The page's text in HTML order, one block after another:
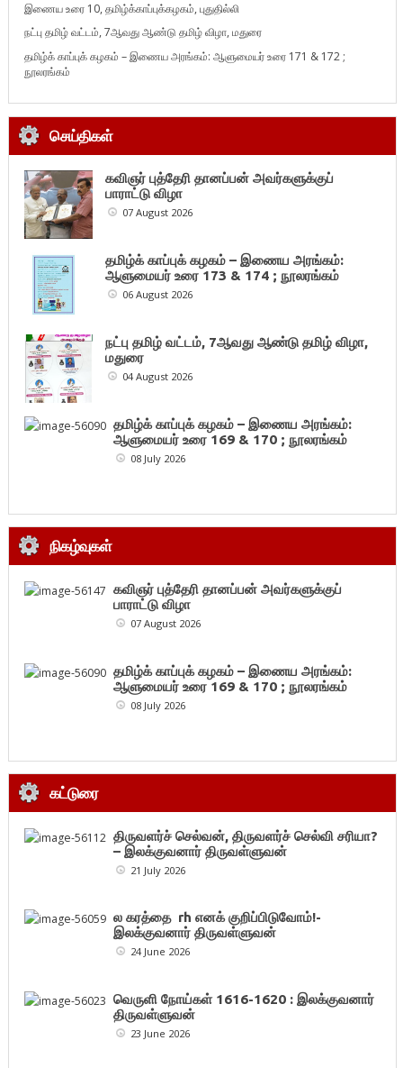
இணைய உரை 10, தமிழ்க்காப்புக்கழகம், புதுதில்லி
நட்பு தமிழ் வட்டம், 7ஆவது ஆண்டு தமிழ் விழா, மதுரை
தமிழ்க் காப்புக் கழகம் – இணைய அரங்கம்: ஆளுமையர் உரை 171 & 172 ;
நூலரங்கம்
செய்திகள்
கவிஞர் புத்தேரி தானப்பன் அவர்களுக்குப்
பாராட்டு விழா
07 August 2026
தமிழ்க் காப்புக் கழகம் – இணைய அரங்கம்:
ஆளுமையர் உரை 173 & 174 ; நூலரங்கம்
06 August 2026
நட்பு தமிழ் வட்டம், 7ஆவது ஆண்டு தமிழ் விழா,
மதுரை
04 August 2026
தமிழ்க் காப்புக் கழகம் – இணைய அரங்கம்:
ஆளுமையர் உரை 169 & 170 ; நூலரங்கம்
08 July 2026
நிகழ்வுகள்
கவிஞர் புத்தேரி தானப்பன் அவர்களுக்குப்
பாராட்டு விழா
07 August 2026
தமிழ்க் காப்புக் கழகம் – இணைய அரங்கம்:
ஆளுமையர் உரை 169 & 170 ; நூலரங்கம்
08 July 2026
கட்டுரை
திருவளர்ச் செல்வன், திருவளர்ச் செல்வி சரியா?
– இலக்குவனார் திருவள்ளுவன்
21 July 2026
ல கரத்தை rh எனக் குறிப்பிடுவோம்!-
இலக்குவனார் திருவள்ளுவன்
24 June 2026
வெருளி நோய்கள் 1616-1620 : இலக்குவனார்
திருவள்ளுவன்
23 June 2026